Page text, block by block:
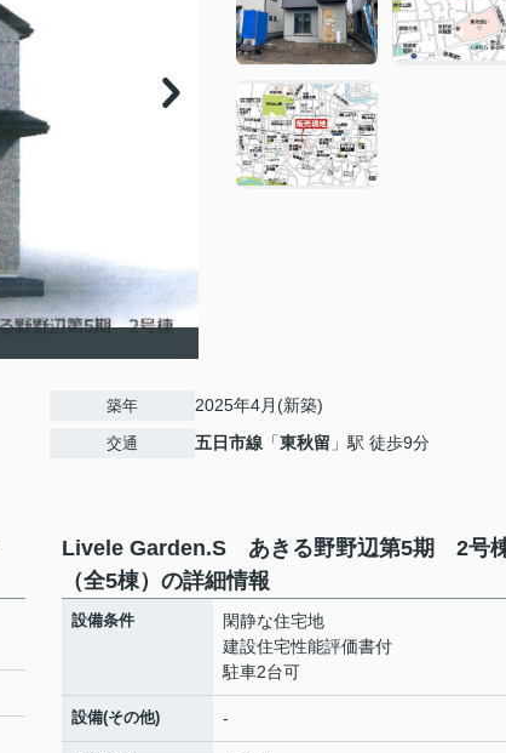
築年 2025年4月(新築)
交通 五日市線 「東秋留 」駅 徒歩9分
Livele Garden.S あきる野野辺第5期 2号
（全5棟）の詳細情報
設備条件
閑静な住宅地
建設住宅性能評価書付
駐車2台可
設備(その他) -